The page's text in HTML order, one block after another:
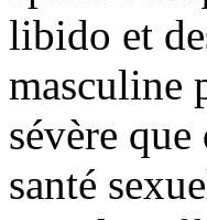
libido et
masculine
sévère
santé